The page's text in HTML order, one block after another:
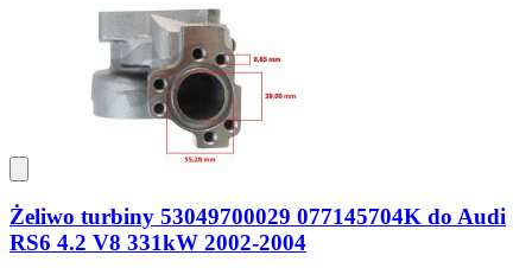
Żeliwo turbiny 53049700029 077145704K do Audi
RS6 4.2 V8 331kW 2002-2004